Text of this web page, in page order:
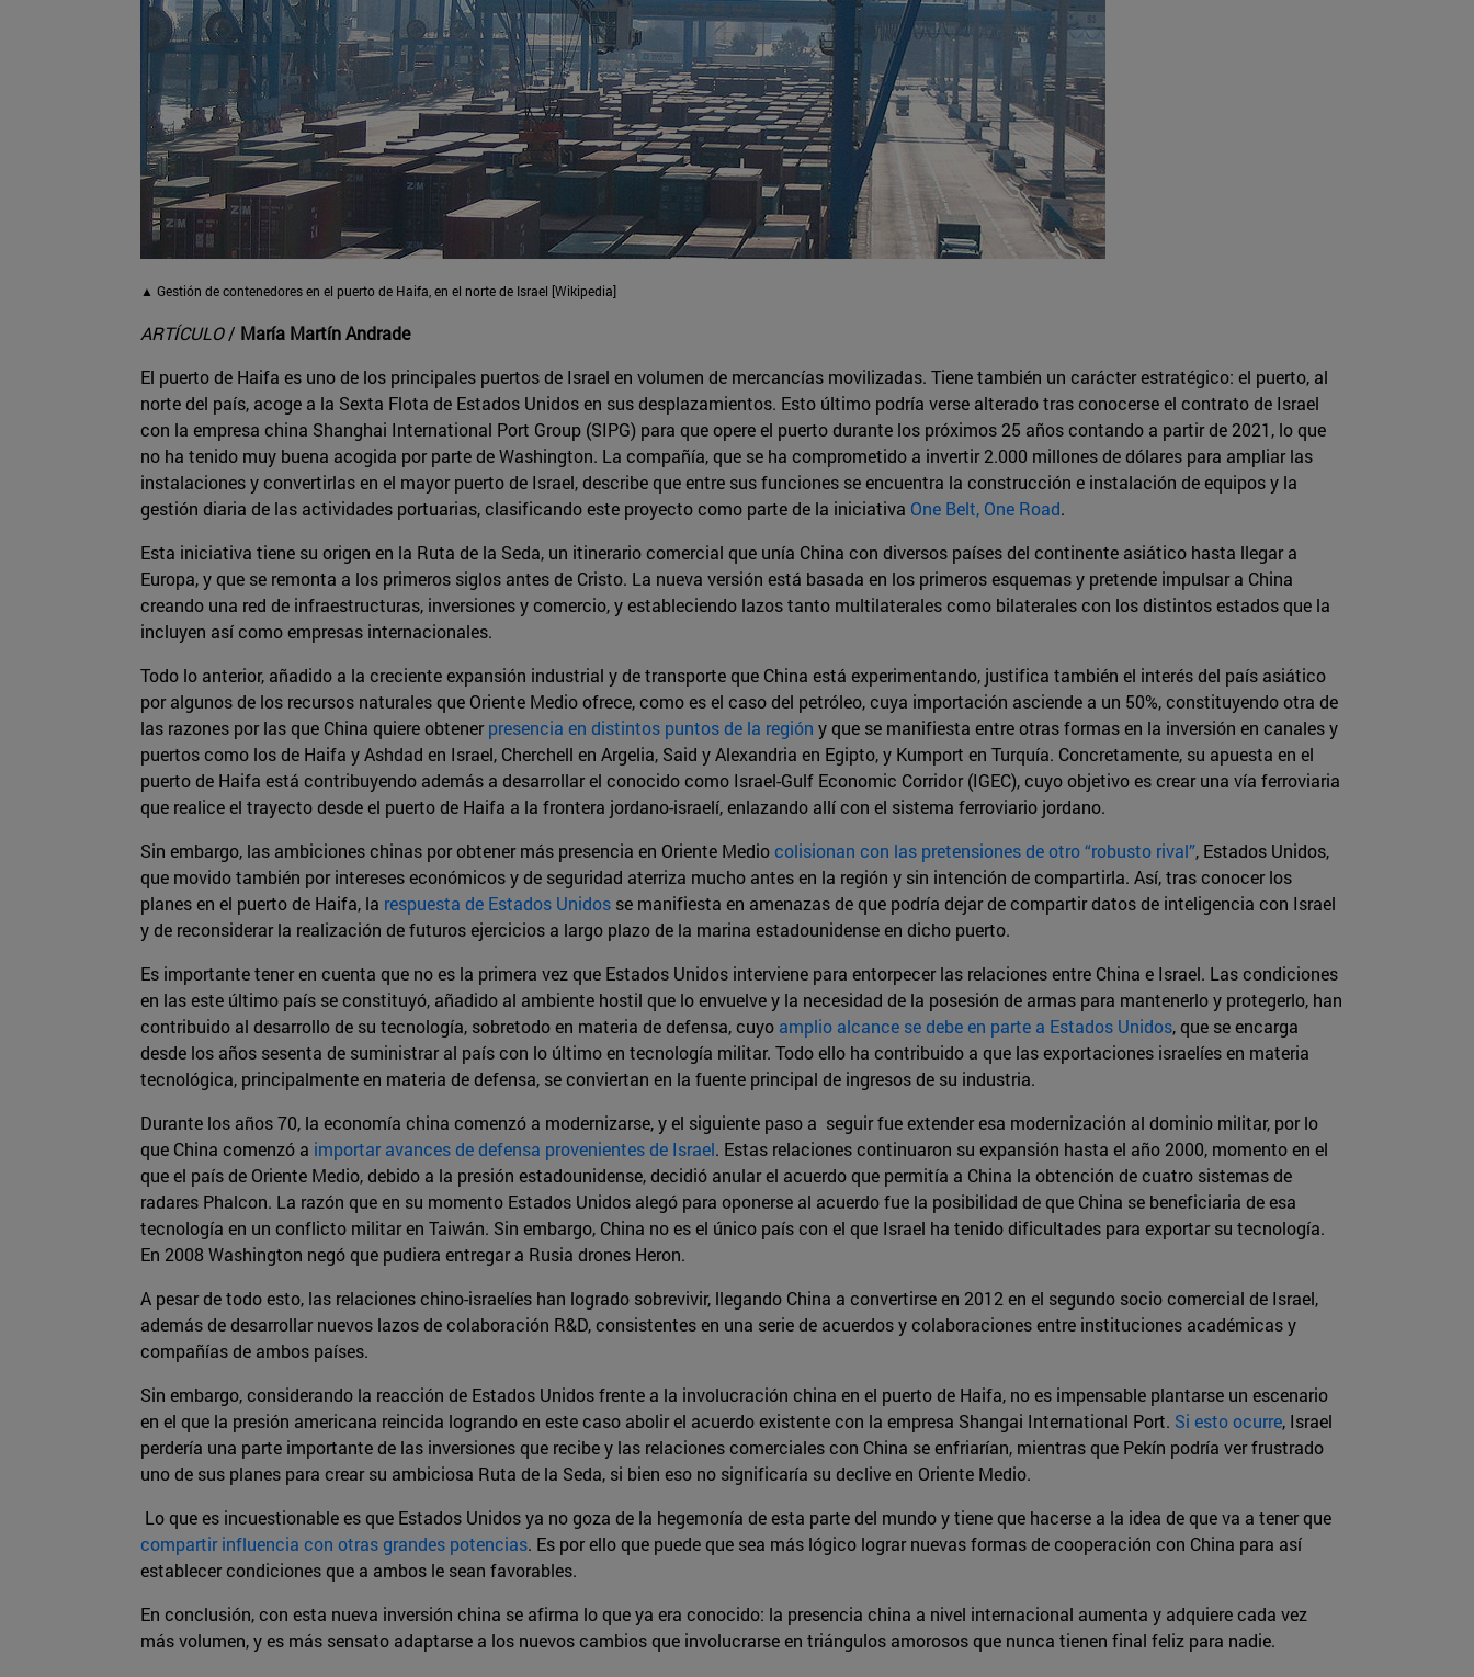
▲ Gestión de contenedores en el puerto de Haifa, en el norte de Israel [Wikipedia]
ARTÍCULO/ María Martín Andrade
El puerto de Haifa es uno de los principales puertos de Israel en volumen de mercancías movilizadas. Tiene también un carácter estratégico: el puerto, al
norte del país, acoge a la Sexta Flota de Estados Unidos en sus desplazamientos. Esto último podría verse alterado tras conocerse el contrato de Israel
con la empresa china Shanghai International Port Group (SIPG) para que opere el puerto durante los próximos 25 años contando a partir de 2021, lo que
no ha tenido muy buena acogida por parte de Washington. La compañía, que se ha comprometido a invertir 2.000 millones de dólares para ampliar las
instalaciones y convertirlas en el mayor puerto de Israel, describe que entre sus funciones se encuentra la construcción e instalación de equipos y la
gestión diaria de las actividades portuarias, clasificando este proyecto como parte de la iniciativa One Belt, One Road.
Esta iniciativa tiene su origen en la Ruta de la Seda, un itinerario comercial que unía China con diversos países del continente asiático hasta llegar a
Europa, y que se remonta a los primeros siglos antes de Cristo. La nueva versión está basada en los primeros esquemas y pretende impulsar a China
creando una red de infraestructuras, inversiones y comercio, y estableciendo lazos tanto multilaterales como bilaterales con los distintos estados que la
incluyen así como empresas internacionales.
Todo lo anterior, añadido a la creciente expansión industrial y de transporte que China está experimentando, justifica también el interés del país asiático
por algunos de los recursos naturales que Oriente Medio ofrece, como es el caso del petróleo, cuya importación asciende a un 50%, constituyendo otra de
las razones por las que China quiere obtenerpresencia en distintos puntos de la región y que se manifiesta entre otras formas en la inversión en canales y
puertos como los de Haifa y Ashdad en Israel, Cherchell en Argelia, Said y Alexandria en Egipto, y Kumport en Turquía. Concretamente, su apuesta en el
puerto de Haifa está contribuyendo además a desarrollar el conocido como Israel-Gulf Economic Corridor (IGEC), cuyo objetivo es crear una vía ferroviaria
que realice el trayecto desde el puerto de Haifa a la frontera jordano-israelí, enlazando allí con el sistema ferroviario jordano.
Sin embargo, las ambiciones chinas por obtener más presencia en Oriente Mediocolisionan con las pretensiones de otro “robusto rival”, Estados Unidos,
que movido también por intereses económicos y de seguridad aterriza mucho antes en la región y sin intención de compartirla. Así, tras conocer los
planes en el puerto de Haifa, la respuesta de Estados Unidos se manifiesta en amenazas de que podría dejar de compartir datos de inteligencia con Israel
y de reconsiderar la realización de futuros ejercicios a largo plazo de la marina estadounidense en dicho puerto.
Es importante tener en cuenta que no es la primera vez que Estados Unidos interviene para entorpecer las relaciones entre China e Israel. Las condiciones
en las este último país se constituyó, añadido al ambiente hostil que lo envuelve y la necesidad de la posesión de armas para mantenerlo y protegerlo, han
contribuido al desarrollo de su tecnología, sobretodo en materia de defensa, cuyo amplio alcance se debe en parte a Estados Unidos, que se encarga
desde los años sesenta de suministrar al país con lo último en tecnología militar. Todo ello ha contribuido a que las exportaciones israelíes en materia
tecnológica, principalmente en materia de defensa, se conviertan en la fuente principal de ingresos de su industria.
Durante los años 70, la economía china comenzó a modernizarse, y el siguiente paso a seguir fue extender esa modernización al dominio militar, por lo
que China comenzó a importar avances de defensa provenientes de Israel. Estas relaciones continuaron su expansión hasta el año 2000, momento en el
que el país de Oriente Medio, debido a la presión estadounidense, decidió anular el acuerdo que permitía a China la obtención de cuatro sistemas de
radares Phalcon. La razón que en su momento Estados Unidos alegó para oponerse al acuerdo fue la posibilidad de que China se beneficiaria de esa
tecnología en un conflicto militar en Taiwán. Sin embargo, China no es el único país con el que Israel ha tenido dificultades para exportar su tecnología.
En 2008 Washington negó que pudiera entregar a Rusia drones Heron.
A pesar de todo esto, las relaciones chino-israelíes han logrado sobrevivir, llegando China a convertirse en 2012 en el segundo socio comercial de Israel,
además de desarrollar nuevos lazos de colaboración R&D, consistentes en una serie de acuerdos y colaboraciones entre instituciones académicas y
compañías de ambos países.
Sin embargo, considerando la reacción de Estados Unidos frente a la involucración china en el puerto de Haifa, no es impensable plantarse un escenario
en el que la presión americana reincida logrando en este caso abolir el acuerdo existente con la empresa Shangai International Port. Si esto ocurre, Israel
perdería una parte importante de las inversiones que recibe y las relaciones comerciales con China se enfriarían, mientras que Pekín podría ver frustrado
uno de sus planes para crear su ambiciosa Ruta de la Seda, si bien eso no significaría su declive en Oriente Medio.
Lo que es incuestionable es que Estados Unidos ya no goza de la hegemonía de esta parte del mundo y tiene que hacerse a la idea de que va a tener que
compartir influencia con otras grandes potencias. Es por ello que puede que sea más lógico lograr nuevas formas de cooperación con China para así
establecer condiciones que a ambos le sean favorables.
En conclusión, con esta nueva inversión china se afirma lo que ya era conocido: la presencia china a nivel internacional aumenta y adquiere cada vez
más volumen, y es más sensato adaptarse a los nuevos cambios que involucrarse en triángulos amorosos que nunca tienen final feliz para nadie.